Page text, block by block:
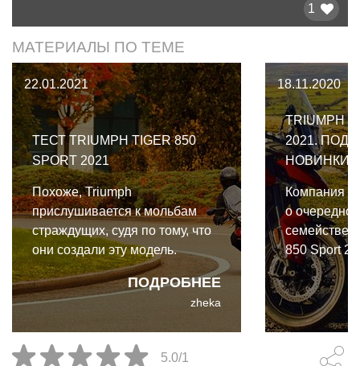
1
МАТЕРИАЛЫ ПО ТЕМЕ
22.01.2021
ТЕСТ TRIUMPH TIGER 850
SPORT 2021
ПОДРОБНЕЕ
Похоже, Triumph
прислушивается к мольбам
страждущих, судя по тому, что
они создали эту модель.
Знакомьтесь: Triumph Tiger 850
Sport 2021.
zheka
18.11.2020
TRIUMPH
2021.
НОВИНКИ
Компания
о
семействе
850 Sport
850 Sport
дорожной
5.0/1